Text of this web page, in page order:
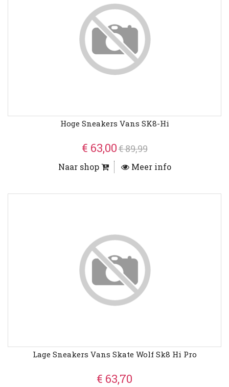
Hoge Sneakers Vans SK8-Hi
€ 63,00€ 89,99
Naar shop Meer info
Lage Sneakers Vans Skate Wolf Sk8 Hi Pro
€ 63,70